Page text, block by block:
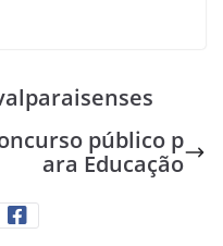
público p
ara Educação